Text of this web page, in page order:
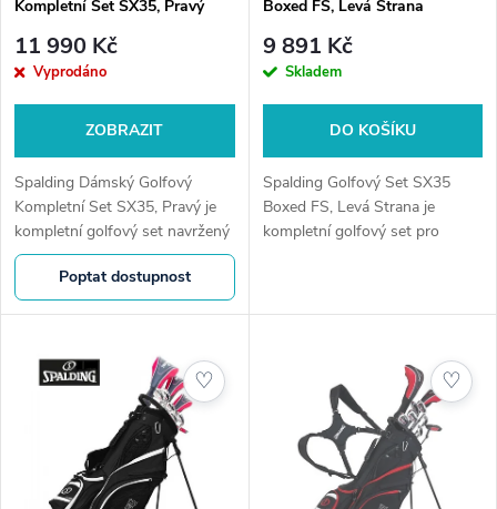
o
d
u
k
t
r
o
u
k
t
Kompletní Set SX35, Pravý
11 990 Kč
Vyprodáno
ZOBRAZIT
Spalding Dámský Golfový
Kompletní Set SX35, Pravý je
kompletní golfový set navržený
speciálně pro začínající i mírně
pokročilé golfistky. Lehké
grafitové shafty,...
Poptat dostupnost
Boxed FS, Levá Strana
9 891 Kč
Skladem
DO KOŠÍKU
Spalding Golfový Set SX35
Boxed FS, Levá Strana je
kompletní golfový set pro
♡ ♡